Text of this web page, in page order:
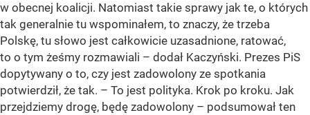
w obecnej koalicji. Natomiast takie sprawy jak te, o których
tak generalnie tu wspominałem, to znaczy, że trzeba
Polskę, tu słowo jest całkowicie uzasadnione, ratować,
to o tym żeśmy rozmawiali – dodał Kaczyński. Prezes PiS
dopytywany o to, czy jest zadowolony ze spotkania
potwierdził, że tak. – To jest polityka. Krok po kroku. Jak
przejdziemy drogę, będę zadowolony – podsumował ten